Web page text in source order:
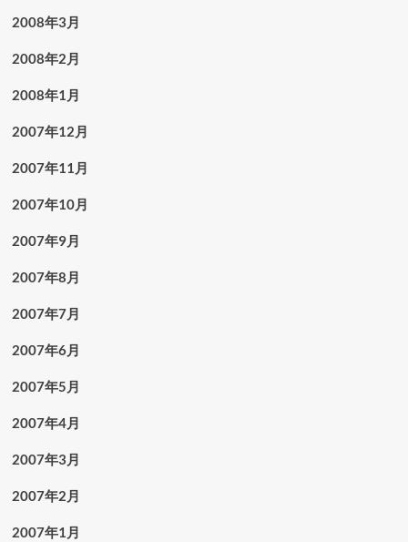
2008年3月
2008年2月
2008年1月
2007年12月
2007年11月
2007年10月
2007年9月
2007年8月
2007年7月
2007年6月
2007年5月
2007年4月
2007年3月
2007年2月
2007年1月